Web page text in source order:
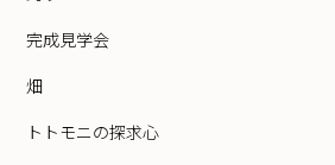
完成見学会
畑
トトモニの探求心